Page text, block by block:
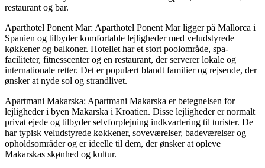
restaurant og bar.
Aparthotel Ponent Mar: Aparthotel Ponent Mar ligger på Mallorca i
Spanien og tilbyder komfortable lejligheder med veludstyrede
køkkener og balkoner. Hotellet har et stort poolområde, spa-
faciliteter, fitnesscenter og en restaurant, der serverer lokale og
internationale retter. Det er populært blandt familier og rejsende, der
ønsker at nyde sol og strandlivet.
Apartmani Makarska: Apartmani Makarska er betegnelsen for
lejligheder i byen Makarska i Kroatien. Disse lejligheder er normalt
privat ejede og tilbyder selvforplejning indkvartering til turister. De
har typisk veludstyrede køkkener, soveværelser, badeværelser og
opholdsområder og er ideelle til dem, der ønsker at opleve
Makarskas skønhed og kultur.